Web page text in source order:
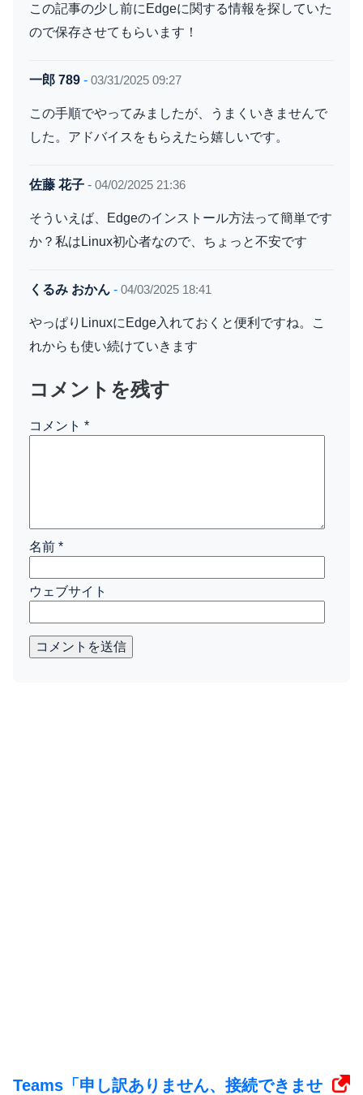
この記事の少し前にEdgeに関する情報を探していた
ので保存させてもらいます！
一郎 789 - 03/31/2025 09:27
この手順でやってみましたが、うまくいきませんで
した。アドバイスをもらえたら嬉しいです。
佐藤 花子 - 04/02/2025 21:36
そういえば、Edgeのインストール方法って簡単です
か？私はLinux初心者なので、ちょっと不安です
くるみ おかん - 04/03/2025 18:41
やっぱりLinuxにEdge入れておくと便利ですね。こ
れからも使い続けていきます
コメントを残す
コメント *
名前 *
ウェブサイト
コメントを送信
Teams「申し訳ありません、接続できませ